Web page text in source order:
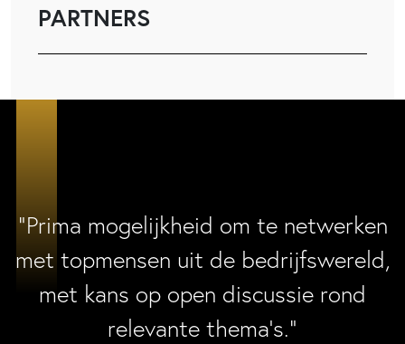
PARTNERS
“Prima mogelijkheid om te netwerken
met topmensen uit de bedrijfswereld,
met kans op open discussie rond
relevante thema’s.”